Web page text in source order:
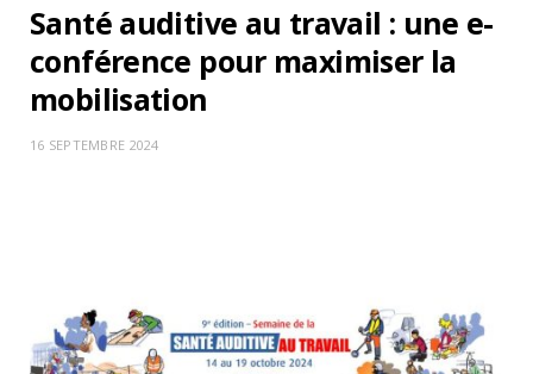
Santé auditive au travail : une e-
conférence pour maximiser la
mobilisation
16 SEPTEMBRE 2024